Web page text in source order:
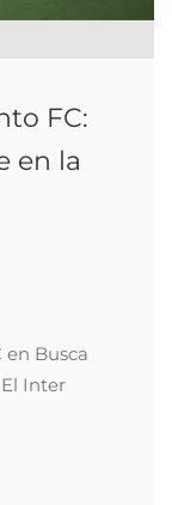
FC:
en la
en Busca
Inter